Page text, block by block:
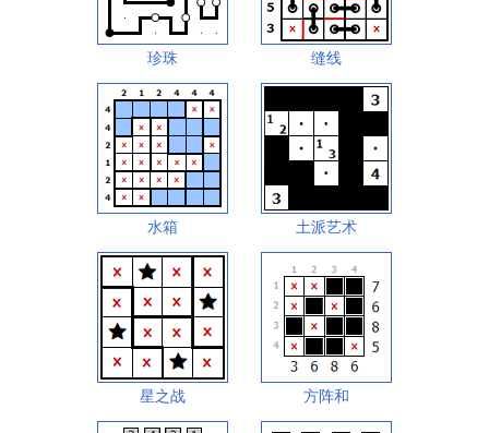
珍珠 缝线
水箱 土派艺术
星之战 方阵和